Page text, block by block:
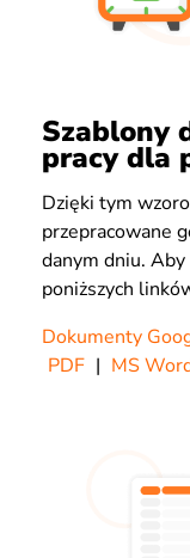
Szablony
pracy dla
Dzięki tym
przepracowane
danym dniu.
poniższych
Dokumenty
PDF | MS